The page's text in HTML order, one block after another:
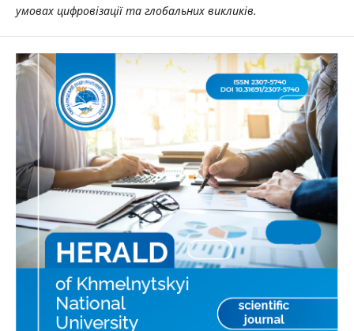
умовах цифровізації та глобальних викликів.